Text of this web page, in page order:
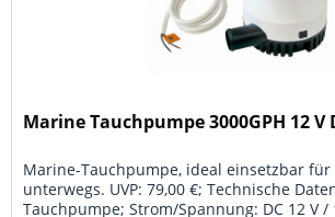
Marine Tauchpumpe 3000GPH 12 V
Marine-Tauchpumpe, ideal einsetzbar für
unterwegs. UVP: 79,00 €; Technische
Tauchpumpe; Strom/Spannung: DC 12 V /